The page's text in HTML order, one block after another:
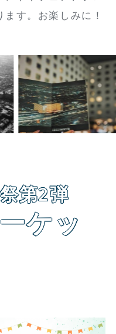
す。お楽しみに！
第2弾
ケッ